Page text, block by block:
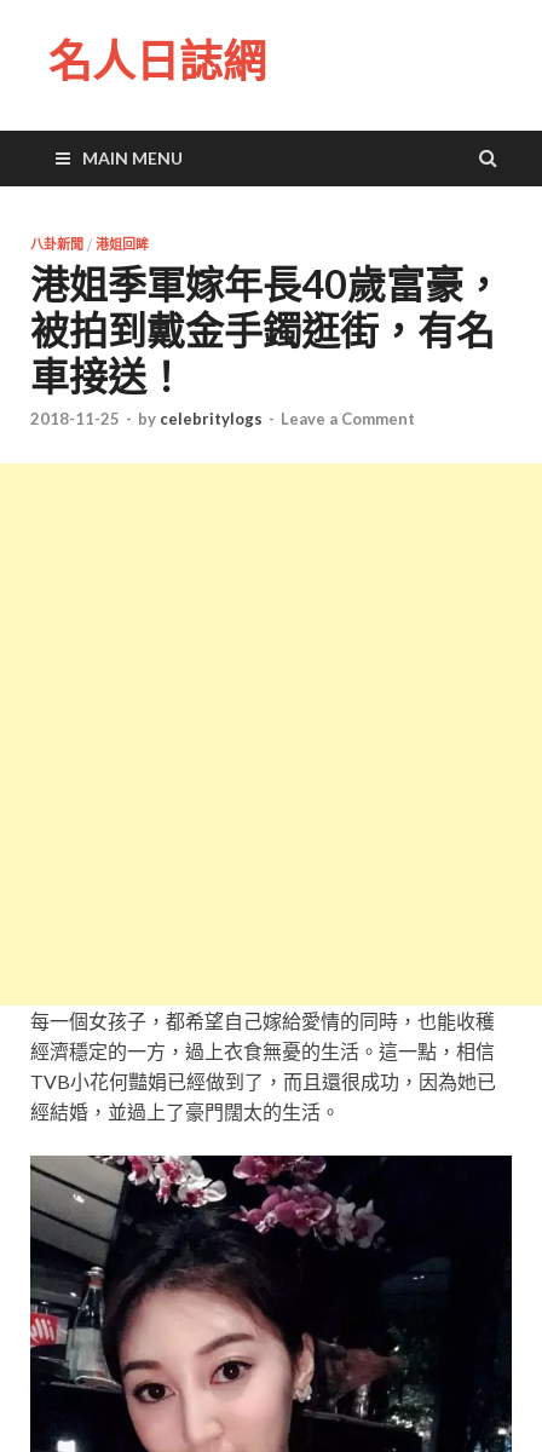
名人日誌網
MAIN MENU
八卦新聞 / 港姐回眸
港姐季軍嫁年長40歲富豪，
被拍到戴金手鐲逛街，有名
車接送！
2018-11-25 - by celebritylogs - Leave a Comment
每一個女孩子，都希望自己嫁給愛情的同時，也能收穫
經濟穩定的一方，過上衣食無憂的生活。這一點，相信
TVB小花何豔娟已經做到了，而且還很成功，因為她已
經結婚，並過上了豪門闊太的生活。